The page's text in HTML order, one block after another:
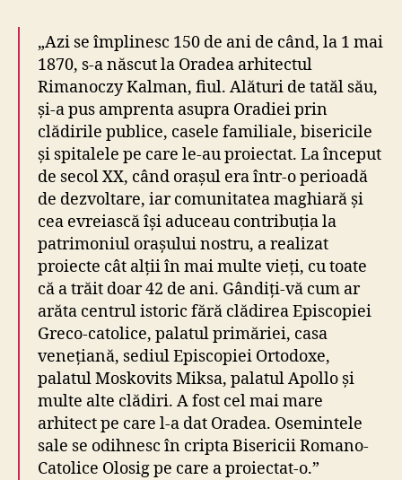
„Azi se împlinesc 150 de ani de când, la 1 mai
1870, s-a născut la Oradea arhitectul
Rimanoczy Kalman, fiul. Alături de tatăl său,
și-a pus amprenta asupra Oradiei prin
clădirile publice, casele familiale, bisericile
și spitalele pe care le-au proiectat. La început
de secol XX, când orașul era într-o perioadă
de dezvoltare, iar comunitatea maghiară și
cea evreiască își aduceau contribuția la
patrimoniul orașului nostru, a realizat
proiecte cât alții în mai multe vieți, cu toate
că a trăit doar 42 de ani. Gândiți-vă cum ar
arăta centrul istoric fără clădirea Episcopiei
Greco-catolice, palatul primăriei, casa
venețiană, sediul Episcopiei Ortodoxe,
palatul Moskovits Miksa, palatul Apollo și
multe alte clădiri. A fost cel mai mare
arhitect pe care l-a dat Oradea. Osemintele
sale se odihnesc în cripta Bisericii Romano-
Catolice Olosig pe care a proiectat-o.”